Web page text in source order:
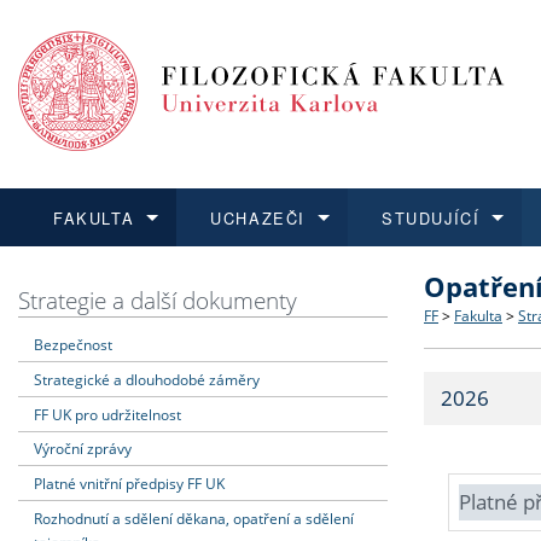
FAKULTA
Dozvědět se více
Struktura
Strategie
Fakultní
UCHAZEČI
Podat přihlášku
Co
Učitelské
STUDUJÍCÍ
Dozvědět se více
Dozvědět se více
O vědě a
Dozvědět se více
Aktuální
Strategie a další dokumenty
Bezpečnost
Strategické a dlouhodobé záměry
FF UK pro udržitelnost
Výroční zprávy
Platné vnitřní předpisy FF UK
Rozhodnutí a sdělení děkana, opatření a sdělení
FF > Fakulta >
2026
Platné